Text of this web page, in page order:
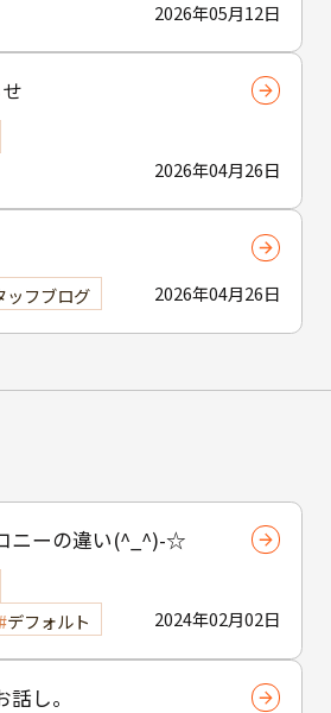
2026年05月12日
2026年04月26日
2026年04月26日
ッフブログ
ニーの違い(^_^)-☆
2024年02月02日
デフォルト
し。